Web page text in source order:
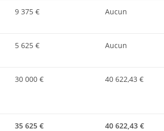
9 375 € Aucun
5 625 € Aucun
30 000 € 40 622,43 €
35 625 € 40 622,43 €